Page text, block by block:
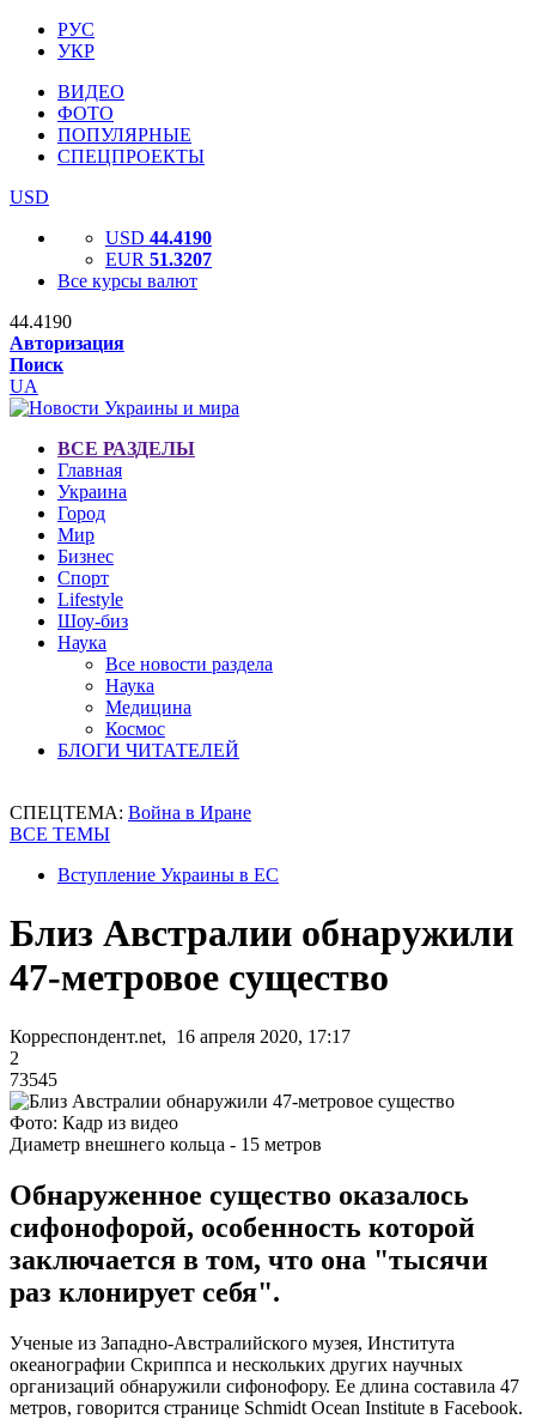
РУС
УКР
ВИДЕО
ФОТО
ПОПУЛЯРНЫЕ
СПЕЦПРОЕКТЫ
USD
USD 44.4190
EUR 51.3207
Все курсы валют
44.4190
Авторизация
Поиск
UA
ВСЕ РАЗДЕЛЫ
Главная
Украина
Город
Мир
Бизнес
Спорт
Lifestyle
Шоу-биз
Наука
Все новости раздела
Наука
Медицина
Космос
БЛОГИ ЧИТАТЕЛЕЙ
СПЕЦТЕМА: Война в Иране
ВСЕ ТЕМЫ
Вступление Украины в ЕС
Близ Австралии обнаружили
47-метровое существо
Корреспондент.net, 16 апреля 2020, 17:17
2
73545
Фото: Кадр из видео
Диаметр внешнего кольца - 15 метров
Обнаруженное существо оказалось
сифонофорой, особенность которой
заключается в том, что она "тысячи
раз клонирует себя".
Ученые из Западно-Австралийского музея, Института
океанографии Скриппса и нескольких других научных
организаций обнаружили сифонофору. Ее длина составила 47
метров, говорится странице Schmidt Ocean Institute в Facebook.